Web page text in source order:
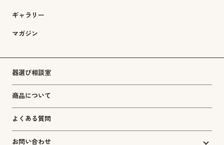
ギャラリー
マガジン
器選び相談室
商品について
よくある質問
お問い合わせ